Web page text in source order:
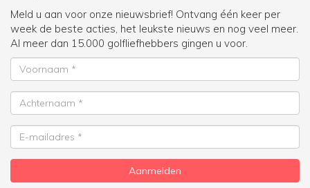
Meld u aan voor onze nieuwsbrief! Ontvang één keer per
week de beste acties, het leukste nieuws en nog veel meer.
Al meer dan 15.000 golfliefhebbers gingen u voor.
Voornaam
Achternaam
E-
mailadres
Aanmelden